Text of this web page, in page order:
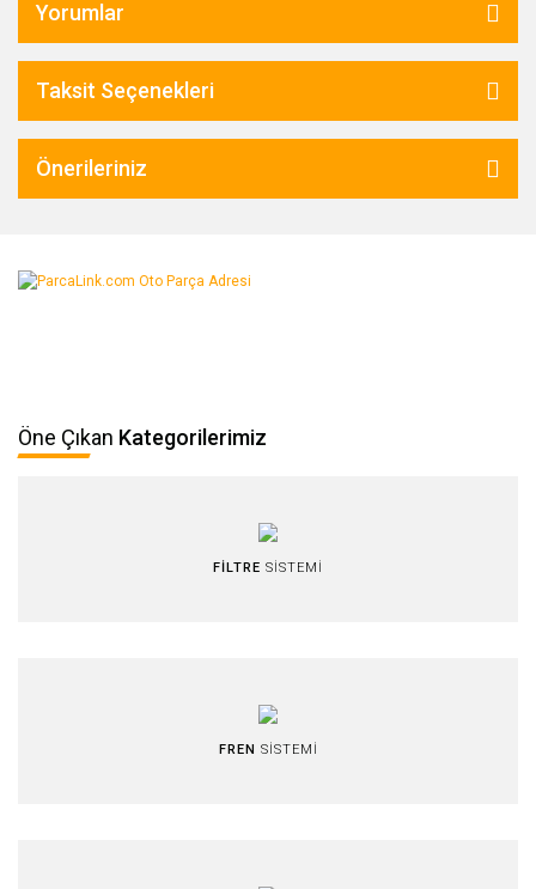
Yorumlar
Taksit Seçenekleri
Önerileriniz
Öne Çıkan Kategorilerimiz
FİLTRE SİSTEMİ
FREN SİSTEMİ